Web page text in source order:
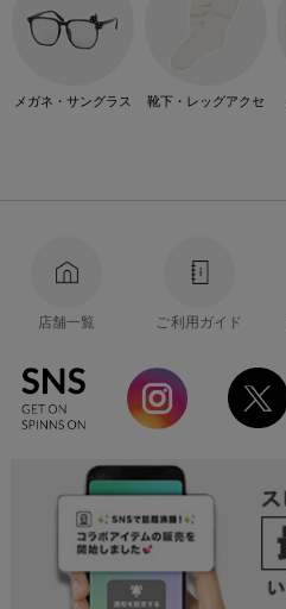
メガネ・サングラス 靴下・レッグアクセ
店舗一覧 ご利用ガイド